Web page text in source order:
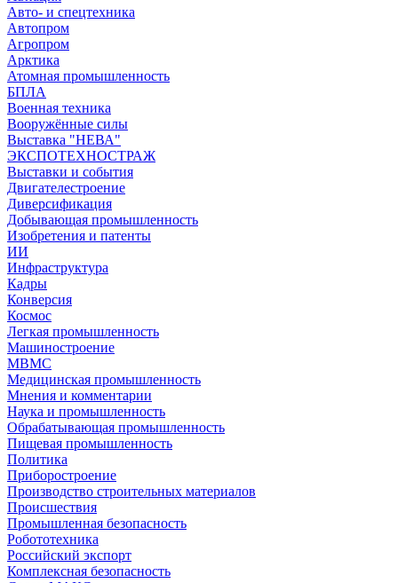
Авто- и спецтехника
Автопром
Агропром
Арктика
Атомная промышленность
БПЛА
Военная техника
Вооружённые силы
Выставка "НЕВА"
ЭКСПОТЕХНОСТРАЖ
Выставки и события
Двигателестроение
Диверсификация
Добывающая промышленность
Изобретения и патенты
ИИ
Инфраструктура
Кадры
Конверсия
Космос
Легкая промышленность
Машиностроение
МВМС
Медицинская промышленность
Мнения и комментарии
Наука и промышленность
Обрабатывающая промышленность
Пищевая промышленность
Политика
Приборостроение
Производство строительных материалов
Происшествия
Промышленная безопасность
Робототехника
Российский экспорт
Комплексная безопасность